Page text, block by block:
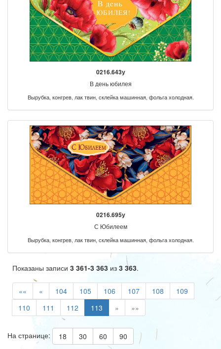
0216.643у
В день юбилея
Вырубка, конгрев, лак твин, склейка машинная, фольга холодная.
0216.695у
С Юбилеем
Вырубка, конгрев, лак твин, склейка машинная, фольга холодная.
Показаны записи 3 361-3 363 из 3 363.
«« « 104 105 106 107 108
109
110
111 112 113 » »»
На странице: 18 30 60 90